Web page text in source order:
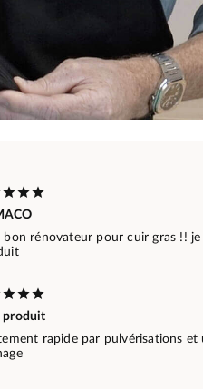
bon rénovateur pour cuir gras !!
produit
rapide par pulvérisations